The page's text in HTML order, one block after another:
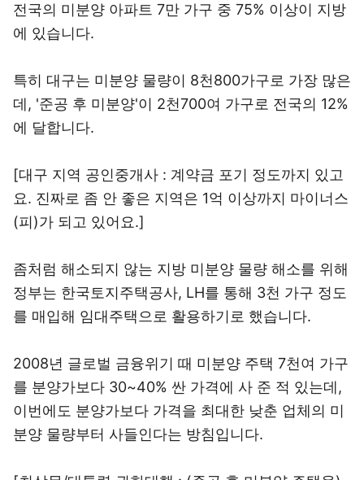
전국의 미분양 아파트 7만 가구 중 75% 이상이 지방
에 있습니다.
특히 대구는 미분양 물량이 8천800가구로 가장 많은
데, '준공 후 미분양'이 2천700여 가구로 전국의 12%
에 달합니다.
[대구 지역 공인중개사 : 계약금 포기 정도까지 있고
요. 진짜로 좀 안 좋은 지역은 1억 이상까지 마이너스
(피)가 되고 있어요.]
좀처럼 해소되지 않는 지방 미분양 물량 해소를 위해
정부는 한국토지주택공사, LH를 통해 3천 가구 정도
를 매입해 임대주택으로 활용하기로 했습니다.
2008년 글로벌 금융위기 때 미분양 주택 7천여 가구
를 분양가보다 30~40% 싼 가격에 사 준 적 있는데,
이번에도 분양가보다 가격을 최대한 낮춘 업체의 미
분양 물량부터 사들인다는 방침입니다.